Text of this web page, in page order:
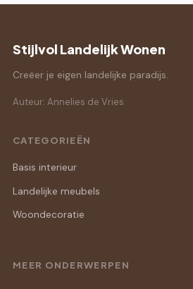
Stijlvol Landelijk Wonen
Creëer je eigen landelijke paradijs.
Auteur: Annelies de Vries
CATEGORIEËN
Basis interieur
Landelijke meubels
Woondecoratie
MEER ONDERWERPEN